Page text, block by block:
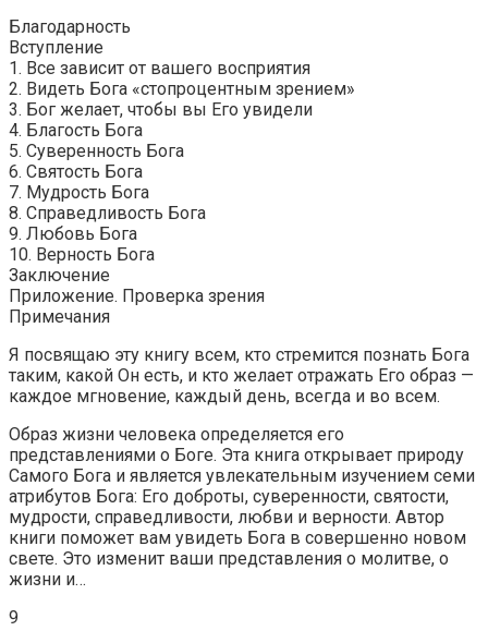
Благодарность
Вступление
1. Все зависит от вашего восприятия
2. Видеть Бога «стопроцентным зрением»
3. Бог желает, чтобы вы Его увидели
4. Благость Бога
5. Суверенность Бога
6. Святость Бога
7. Мудрость Бога
8. Справедливость Бога
9. Любовь Бога
10. Верность Бога
Заключение
Приложение. Проверка зрения
Примечания
Я посвящаю эту книгу всем, кто стремится познать Бога
таким, какой Он есть, и кто желает отражать Его образ —
каждое мгновение, каждый день, всегда и во всем.
Образ жизни человека определяется его
представлениями о Боге. Эта книга открывает природу
Самого Бога и является увлекательным изучением семи
атрибутов Бога: Его доброты, суверенности, святости,
мудрости, справедливости, любви и верности. Автор
книги поможет вам увидеть Бога в совершенно новом
свете. Это изменит ваши представления о молитве, о
жизни и…
9